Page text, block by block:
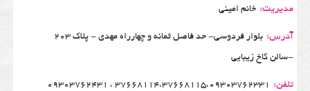
مدیریت: خانم امینی
آدرس: بلوار فردوسی- حد فاصل ثمانه و چهارراه مهدی - پلاک 203
-سالن کاخ زیبایی
تلفن: 37668114،37668115،09303762331 ، 09303762431